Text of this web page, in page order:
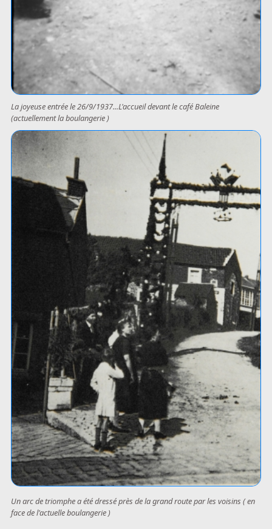
La joyeuse entrée le 26/9/1937...L'accueil devant le café Baleine
(actuellement la boulangerie )
Un arc de triomphe a été dressé près de la grand route par les voisins ( en
face de l'actuelle boulangerie )